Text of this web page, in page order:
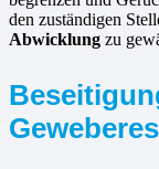
den zuständigen
Abwicklung zu